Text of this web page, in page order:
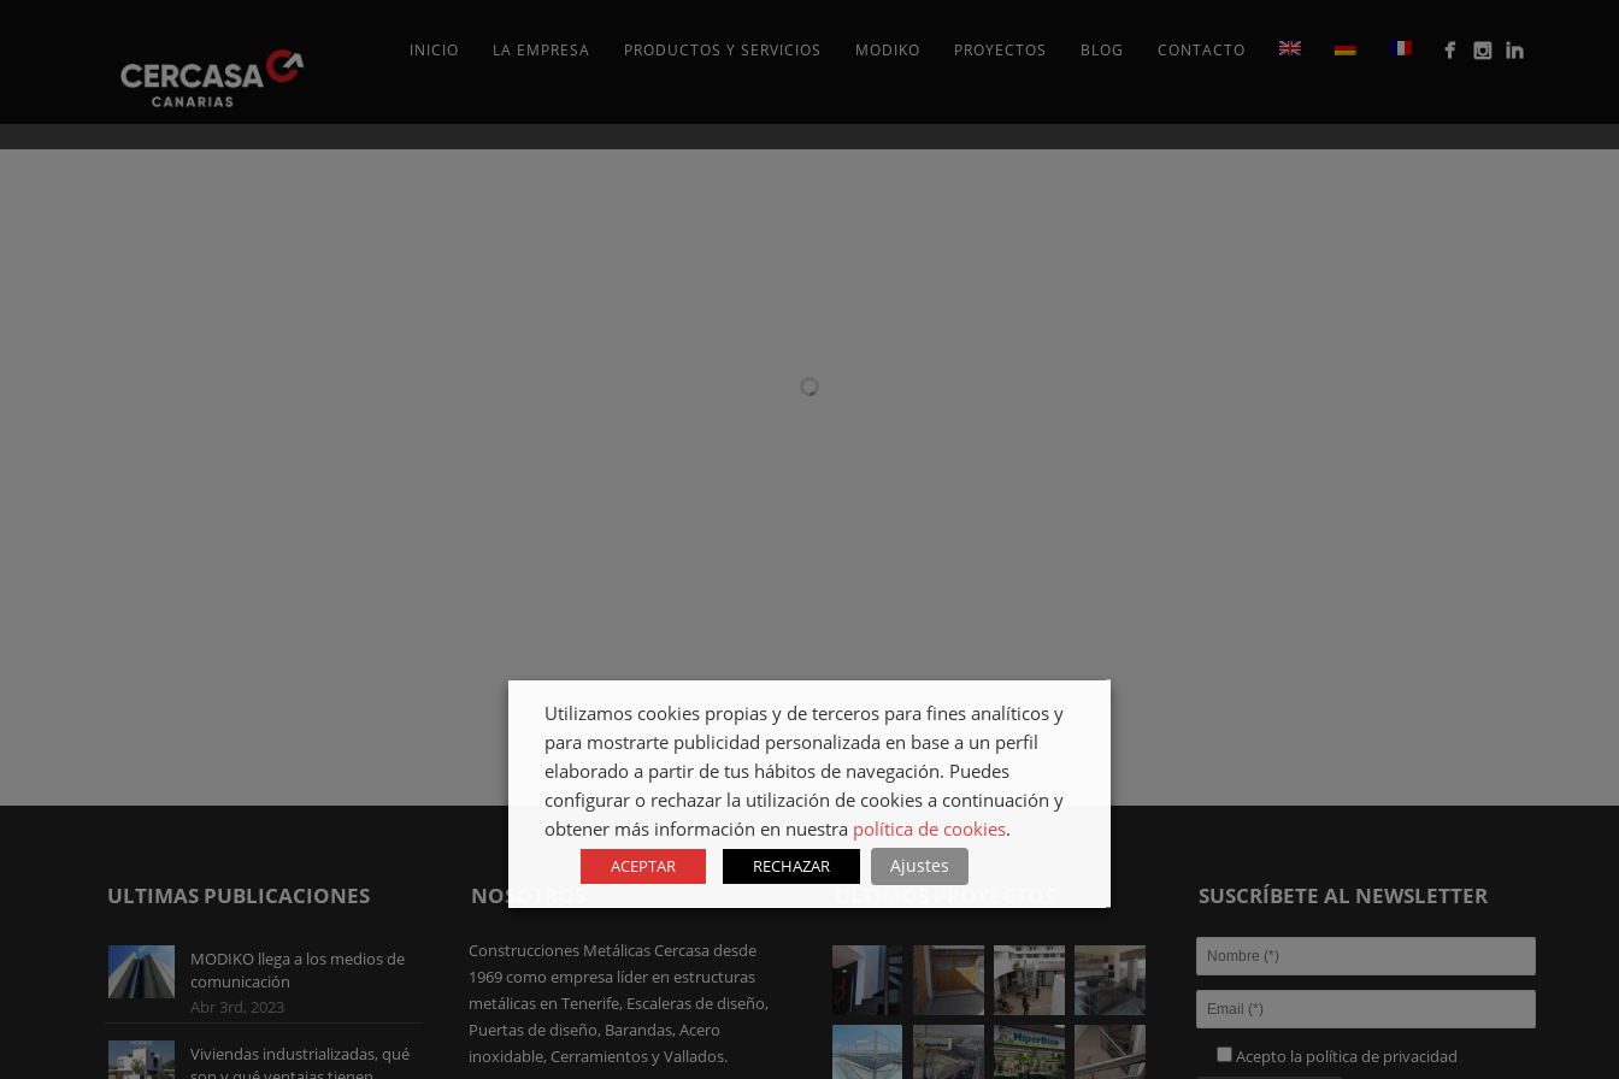
INICIO LA EMPRESA PRODUCTOS Y SERVICIOS MODIKO PROYECTOS BLOG CONTACTO
ULTIMAS PUBLICACIONES
MODIKO llega a los medios de
comunicación
Abr 3rd, 2023
Viviendas industrializadas, qué
NOSOTROS
Construcciones Metálicas Cercasa desde
1969 como empresa líder en estructuras
metálicas en Tenerife, Escaleras de diseño,
Puertas de diseño, Barandas, Acero
inoxidable, Cerramientos y Vallados.
SUSCRÍBETE AL NEWSLETTER
Acepto la política de privacidad
Utilizamos cookies propias y de terceros para fines analíticos y
para mostrarte publicidad personalizada en base a un perfil
elaborado a partir de tus hábitos de navegación. Puedes
configurar o rechazar la utilización de cookies a continuación y
obtener más información en nuestra política de cookies.
ACEPTAR RECHAZAR Ajustes